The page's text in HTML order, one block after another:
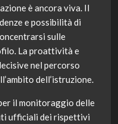
è ancora viva. Il
e possibilità di
sulle
La proattività e
nel percorso
dell’istruzione.
il monitoraggio delle
ufficiali dei rispettivi